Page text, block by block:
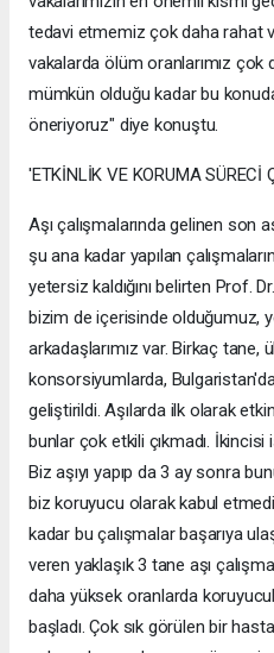
tedavi etmemiz çok daha rahat
vakalarda ölüm oranlarımız çok
mümkün olduğu kadar bu
öneriyoruz" diye konuştu.
'ETKİNLİK VE KORUMA SÜRECİ
Aşı çalışmalarında gelinen son
şu ana kadar yapılan
yetersiz kaldığını belirten Prof.
bizim de içerisinde olduğumuz,
arkadaşlarımız var. Birkaç
konsorsiyumlarda,
geliştirildi. Aşılarda ilk olarak
bunlar çok etkili çıkmadı.
Biz aşıyı yapıp da 3 ay sonra
biz koruyucu olarak kabul
kadar bu çalışmalar başarıya
veren yaklaşık 3 tane aşı
daha yüksek oranlarda
başladı. Çok sık görülen bir